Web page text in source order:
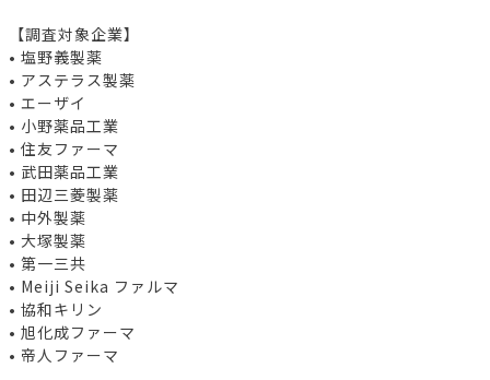
【調査対象企業】
• 塩野義製薬
• アステラス製薬
• エーザイ
• 小野薬品工業
• 住友ファーマ
• 武田薬品工業
• 田辺三菱製薬
• 中外製薬
• 大塚製薬
• 第一三共
• Meiji Seika ファルマ
• 協和キリン
• 旭化成ファーマ
• 帝人ファーマ